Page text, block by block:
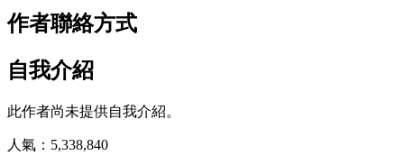
作者聯絡方式
自我介紹
此作者尚未提供自我介紹。
人氣： 5,338,840